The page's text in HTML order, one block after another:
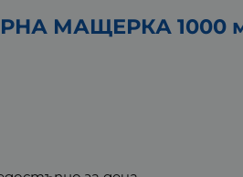
МАЩЕРКА 1000